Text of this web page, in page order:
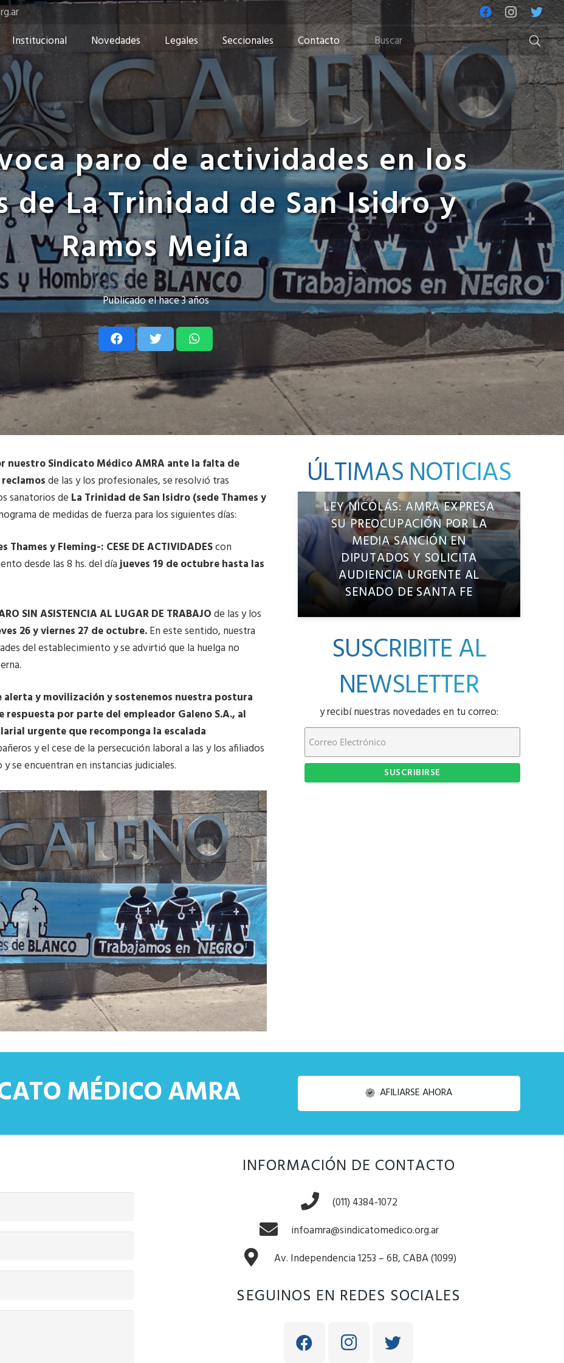
Institucional Novedades Legales Seccionales Contacto
paro de actividades en los
de La Trinidad de San Isidro y
Ramos Mejía
Publicado elhace 3 años
nuestro Sindicato Médico AMRA ante la falta de
de las y los profesionales, se resolvió tras
sanatorios de La Trinidad de San Isidro (sede Thames y
de medidas de fuerza para los siguientes días:
y Fleming-: CESE DE ACTIVIDADEScon
desde las 8 hs. del díajueves 19 de octubre hasta las
SIN ASISTENCIA AL LUGAR DE TRABAJOde las y los
26 y viernes 27 de octubre.En este sentido, nuestra
del establecimiento y se advirtió que la huelga no
alerta y movilización y sostenemos nuestra postura
por parte del empleador Galeno S.A., al
urgente que recomponga la escalada
y el cese de la persecución laboral a las y los afiliados
se encuentran en instancias judiciales.
ÚLTIMAS NOTICIAS
LEY NICOLÁS: AMRA EXPRESA
SU PREOCUPACIÓN POR LA
MEDIA SANCIÓN EN
DIPUTADOS Y SOLICITA
AUDIENCIA URGENTE AL
SENADO DE SANTA FE
SUSCRIBITE AL
NEWSLETTER
y recibí nuestras novedades en tu correo:
MÉDICO AMRA AFILIARSE AHORA
INFORMACIÓN DE CONTACTO
(011) 4384-1072
infoamra@sindicatomedico.org.ar
Av. Independencia 1253 – 6B, CABA (1099)
SEGUINOS EN REDES SOCIALES